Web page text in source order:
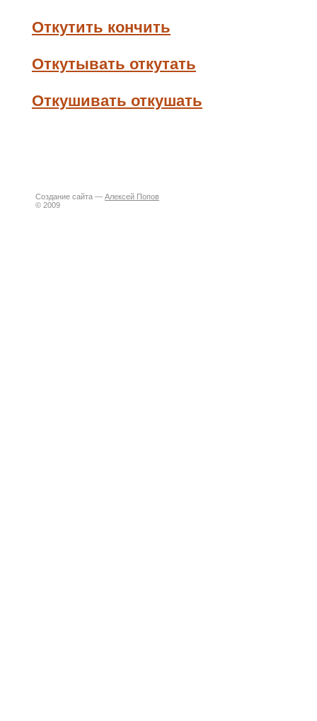
Откутить кончить
Откутывать откутать
Откушивать откушать
Создание сайта — Алексей Попов
© 2009